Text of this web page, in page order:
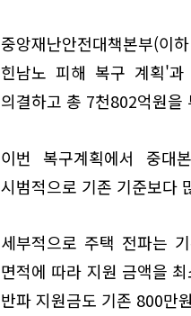
중앙재난안전대책본부(이
힌남노 피해 복구 계획'과
의결하고 총 7천802억원을
이번 복구계획에서 중대
시범적으로 기존 기준보다
세부적으로 주택 전파는
면적에 따라 지원 금액을
반파 지원금도 기존 800만